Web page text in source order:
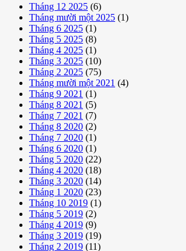
Tháng 12 2025 (6)
Tháng mười một 2025 (1)
Tháng 6 2025 (1)
Tháng 5 2025 (8)
Tháng 4 2025 (1)
Tháng 3 2025 (10)
Tháng 2 2025 (75)
Tháng mười một 2021 (4)
Tháng 9 2021 (1)
Tháng 8 2021 (5)
Tháng 7 2021 (7)
Tháng 8 2020 (2)
Tháng 7 2020 (1)
Tháng 6 2020 (1)
Tháng 5 2020 (22)
Tháng 4 2020 (18)
Tháng 3 2020 (14)
Tháng 1 2020 (23)
Tháng 10 2019 (1)
Tháng 5 2019 (2)
Tháng 4 2019 (9)
Tháng 3 2019 (19)
Tháng 2 2019 (11)